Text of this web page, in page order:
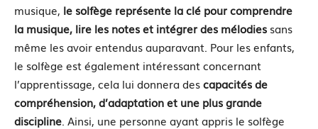
musique, le solfège représente la clé pour comprendre
la musique, lire les notes et intégrer des mélodies sans
même les avoir entendus auparavant. Pour les enfants,
le solfège est également intéressant concernant
l’apprentissage, cela lui donnera descapacités de
compréhension, d’adaptation et une plus grande
discipline. Ainsi, une personne ayant appris le solfège